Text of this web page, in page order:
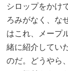
シロップをかけ
ろみがなく、な
はこれ、メープ
緒に紹介してい
のだ。どうやら